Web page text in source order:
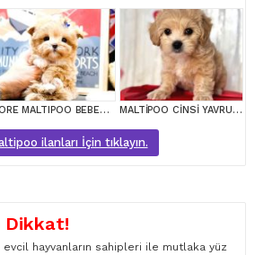
KORE MALTIPOO BEBEKLERIM MALTİPOO CİNSİ YAVRULAR EV ÜRETİMİ
ilanları İçin tıklayın.
Dikkat!
hayvanların sahipleri ile mutlaka yüz